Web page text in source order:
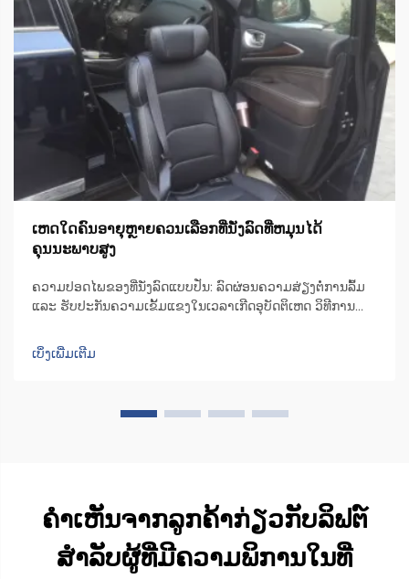
ເຫດໃດຄົນອາຍຸຫຼາຍຄວນເລືອກທີ່ນັ່ງລົດທີ່ຫມຸນໄດ້
ຄຸນນະພາບສູງ
ຄວາມປອດໄພຂອງທີ່ນັ່ງລົດແບບປັ່ນ: ລົດຜ່ອນຄວາມສ່ຽງຕໍ່ການລົ້ມ
ແລະ ຮັບປະກັນຄວາມເຂັ້ມແຂງໃນເວລາເກີດອຸບັດຕິເຫດ ວິທີການ
ການຍ້າຍຕົວ ເກົ້າອີ້ຫຼືທີ່ນັ່ງມີເຄື່ອງຈັກທີ່ສາມາດປັ່ນໄດ້ເປັນພິເສດ ເຊິ່ງ
ຊ່ວຍປັ່ນທີ່ນັ່ງໄປ 90 ອົງສາໄປທາງດ້ານປະຕູລົດ ເພື່ອໃຫ້ຜູ້ໃຊ້...
ເບິ່ງເພີ່ມເຕີມ
ຄຳເຫັນຈາກລູກຄ້າກ່ຽວກັບລິຟຕ໌
ສຳລັບຜູ້ທີ່ມີຄວາມພິການໃນທີ່